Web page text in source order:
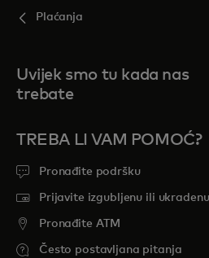
Plaćanja
Uvijek smo tu kada nas
trebate
TREBA LI VAM POMOĆ?
Pronađite podršku
Prijavite izgubljenu ili
Pronađite ATM
Često postavljana pitanja